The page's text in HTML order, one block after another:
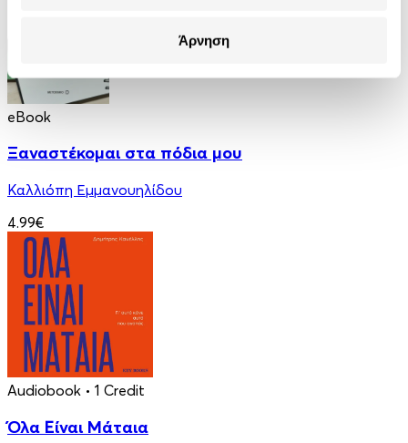
Άρνηση
eBook
Ξαναστέκομαι στα πόδια μου
Καλλιόπη Εμμανουηλίδου
4.99€
Audiobook • 1 Credit
Όλα Είναι Μάταια